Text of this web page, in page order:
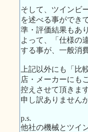
そして、ツインビ
を述べる事ができ
準・評価結果もあ
よって、「仕様の
する事が、一般消
上記以外にも「
店・メーカーにも
控えさせて頂きます
申し訳ありません
p.s.
他社の機械とツイ